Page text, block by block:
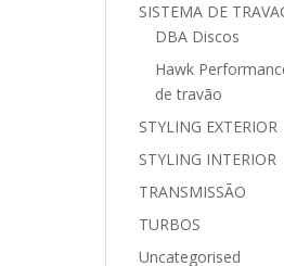
SISTEMA DE
DBA Discos
Hawk
de travão
STYLING EXTERIOR
STYLING INTERIOR
TRANSMISSÃO
TURBOS
Uncategorised